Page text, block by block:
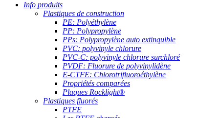
Info produits
Plastiques de construction
PE: Polyéthylène
PP: Polypropylène
PPs: Polypropylène auto extinquible
PVC: polyvinyle chlorure
PVC-C: polyvinyle chlorure surchloré
PVDF: Fluorure de polyvinylidène
E-CTFE: Chlorotrifluoroéthylène
Propriétés comparées
Plaques Rocklight®
Plastiques fluorés
PTFE